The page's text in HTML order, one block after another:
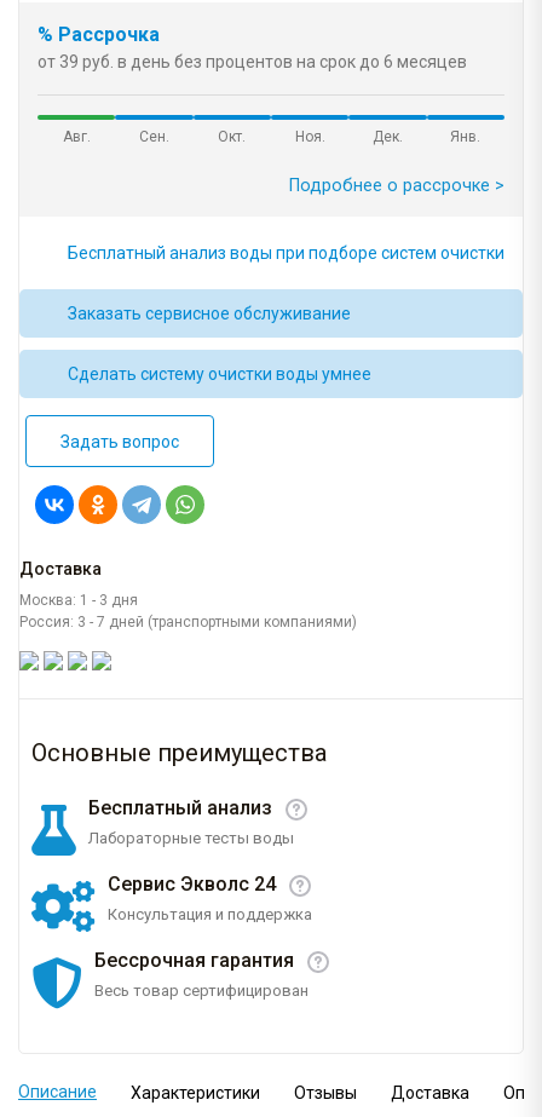
% Рассрочка
от 39 руб. в день без процентов на срок до 6 месяцев
Авг. Сен. Окт. Ноя. Дек. Янв.
Подробнее о рассрочке >
Бесплатный анализ воды при подборе систем очистки
Заказать сервисное обслуживание
Сделать систему очистки воды умнее
Задать вопрос
Доставка
Москва: 1 - 3 дня
Россия: 3 - 7 дней (транспортными компаниями)
Основные преимущества
Бесплатный анализ
Лабораторные тесты воды
Сервис Экволс 24
Консультация и поддержка
Бессрочная гарантия
Весь товар сертифицирован
Описание Характеристики Отзывы Доставка